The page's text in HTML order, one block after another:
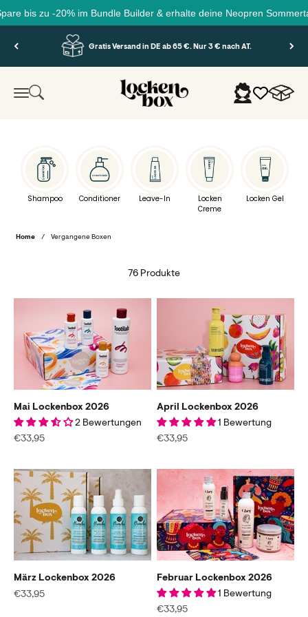
-20% im Bundle Builder & erhalte deine Neopren Sommertasche
Zum Inhalt springen
Gratis Versand in DE ab 65 €. Nur 3 € nach AT.
MenüSuche Lockenbox.com Anmelden
Shampoo Conditioner Leave-In
Locken
Creme
Locken Gel
Home / Vergangene Boxen
76 Produkte
Mai Lockenbox 2026
2 Bewertungen
Angebot
€33,95
April Lockenbox 2026
1 Bewertung
Angebot
€33,95
März Lockenbox 2026
Angebot
€33,95
Gratis Online Test machen
Finde die perfekten Produkte für dich in nur 2 Minuten.
Februar Lockenbox 2026
1 Bewertung
Angebot
€33,95